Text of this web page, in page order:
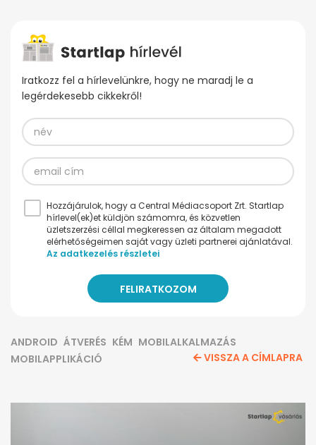
Iratkozz fel a hírlevelünkre, hogy ne maradj le a
legérdekesebb cikkekről!
Hozzájárulok, hogy a Central Médiacsoport Zrt. Startlap
hírlevel(ek)et küldjön számomra, és közvetlen
üzletszerzési céllal megkeressen az általam megadott
elérhetőségeimen saját vagy üzleti partnerei ajánlatával.
Az adatkezelés részletei
ANDROID ÁTVERÉS KÉM MOBILALKALMAZÁS
MOBILAPPLIKÁCIÓ
VISSZA A CÍMLAPRA